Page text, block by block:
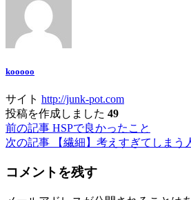
kooooo
サイト http://junk-pot.com
投稿を作成しました 49
投
稿
ナ
前の記事 HSPで良かったこと
次の記事 【繊細】考えすぎてしまう
コメントを残す